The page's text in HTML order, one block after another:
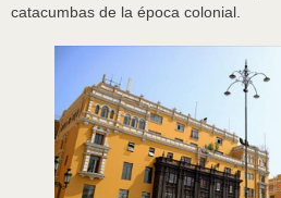
catacumbas de la época colonial.